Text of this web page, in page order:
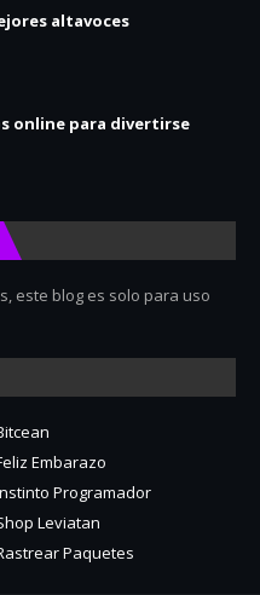
altavoces
online para divertirse
este blog es solo para uso
Embarazo
Programador
Leviatan
Paquetes